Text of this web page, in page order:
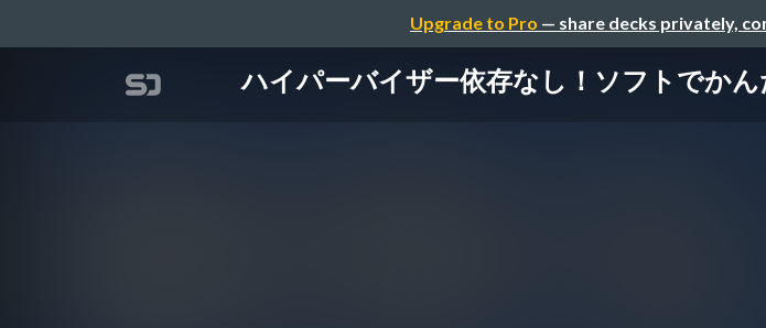
Upgrade to Pro — share decks privately,
ハイパーバイザー依存なし！ソフトでか